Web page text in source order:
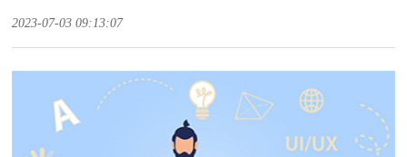
2023-07-03 09:13:07